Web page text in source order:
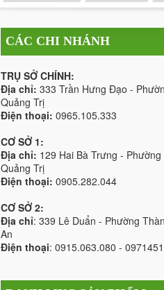
CÁC CHI NHÁNH
TRỤ SỞ CHÍNH:
Địa chỉ: 333 Trần Hưng Đạo -
Quảng Trị
Điện thoại: 0965.105.333
CƠ SỞ 1:
Địa chỉ: 129 Hai Bà Trưng -
Quảng Trị
Điện thoại: 0905.282.044
CƠ SỞ 2:
Địa chỉ: 339 Lê Duẩn - Phường
An
Điện thoại: 0915.063.080 -